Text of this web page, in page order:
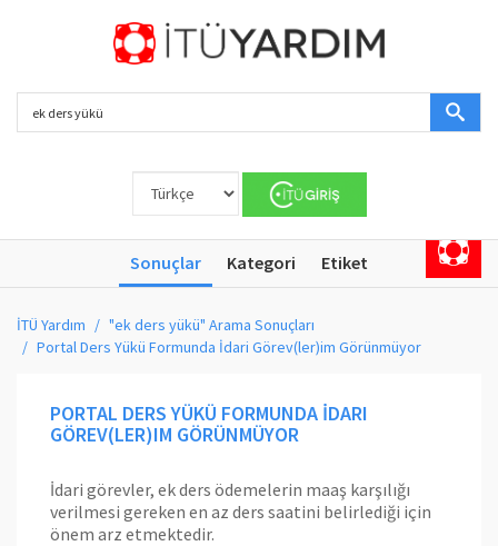
Sonuçlar Kategori Etiket
İTÜ Yardım
"ek ders yükü" Arama Sonuçları
Portal Ders Yükü Formunda İdari Görev(ler)im Görünmüyor
PORTAL DERS YÜKÜ FORMUNDA İDARI
GÖREV(LER)IM GÖRÜNMÜYOR
İdari görevler, ek ders ödemelerin maaş karşılığı
verilmesi gereken en az ders saatini belirlediği için
önem arz etmektedir.